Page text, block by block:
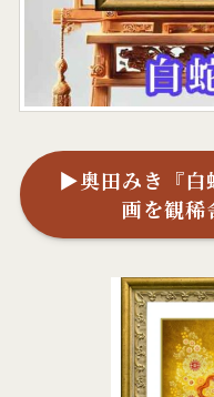
▶奥田みき『白
画を観稀